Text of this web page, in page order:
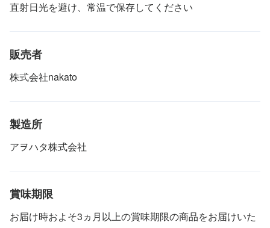
直射日光を避け、常温で保存してください
販売者
株式会社nakato
製造所
アヲハタ株式会社
賞味期限
お届け時およそ3ヵ月以上の賞味期限の商品をお届けいた